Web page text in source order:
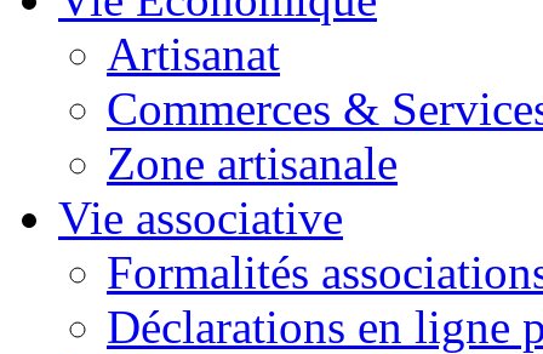
Artisanat
Commerces &
Zone artisanale
Vie associative
Formalités
Déclarations en ligne